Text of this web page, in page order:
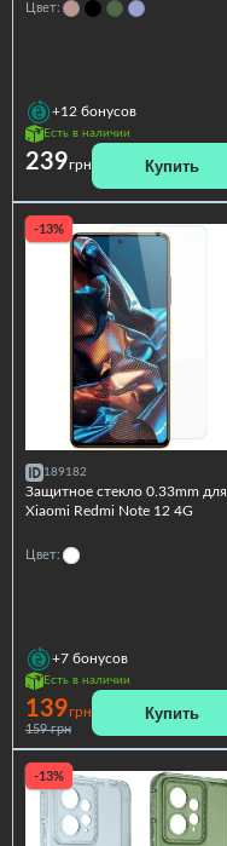
Цвет:
+12 бонусов
Есть в наличии
239грн Купить
-13%
189182
Защитное стекло 0.33mm для
Xiaomi Redmi Note 12 4G
Цвет:
+7 бонусов
Есть в наличии
139грн
159 грн
Купить
-13%